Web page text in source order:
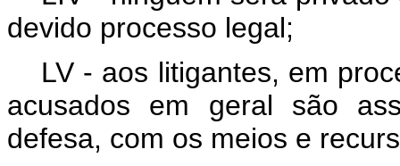
devido processo legal;
LV - aos litigantes, em
acusados em geral são
defesa, com os meios e